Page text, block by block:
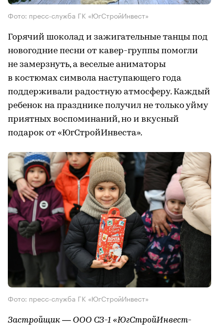
Фото: пресс-служба ГК «ЮгСтройИнвест»
Горячий шоколад и зажигательные танцы под
новогодние песни от кавер-группы помогли
не замерзнуть, а веселые аниматоры
в костюмах символа наступающего года
поддерживали радостную атмосферу. Каждый
ребенок на празднике получил не только уйму
приятных воспоминаний, но и вкусный
подарок от «ЮгСтройИнвеста».
Фото: пресс-служба ГК «ЮгСтройИнвест»
Застройщик — ООО СЗ-1 «ЮгСтройИнвест-